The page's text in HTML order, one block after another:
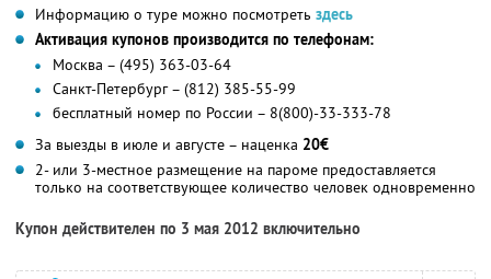
Информацию о туре можно посмотреть здесь
Активация купонов производится по телефонам:
Москва – (495) 363-03-64
Санкт-Петербург – (812) 385-55-99
бесплатный номер по России – 8(800)-33-333-78
За выезды в июле и августе – наценка 20€
2- или 3-местное размещение на пароме предоставляется
только на соответствующее количество человек одновременно
Купон действителен по 3 мая 2012 включительно